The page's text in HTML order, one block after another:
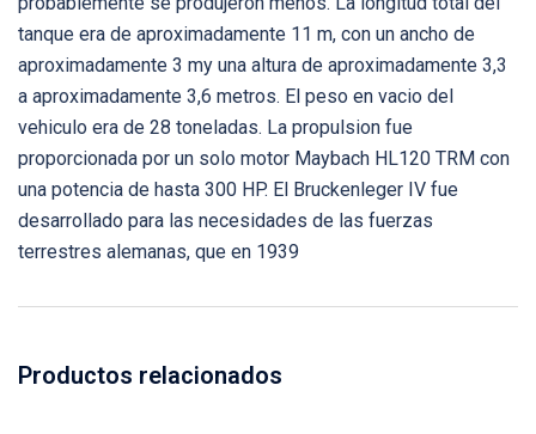
tanque era de aproximadamente 11 m, con un ancho de
aproximadamente 3 my una altura de aproximadamente 3,3
a aproximadamente 3,6 metros. El peso en vacio del
vehiculo era de 28 toneladas. La propulsion fue
proporcionada por un solo motor Maybach HL120 TRM con
una potencia de hasta 300 HP. El Bruckenleger IV fue
desarrollado para las necesidades de las fuerzas
terrestres alemanas, que en 1939
Productos relacionados